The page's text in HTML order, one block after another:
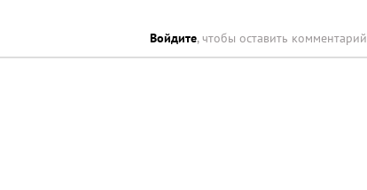
Войдите, чтобы оставить комментарий